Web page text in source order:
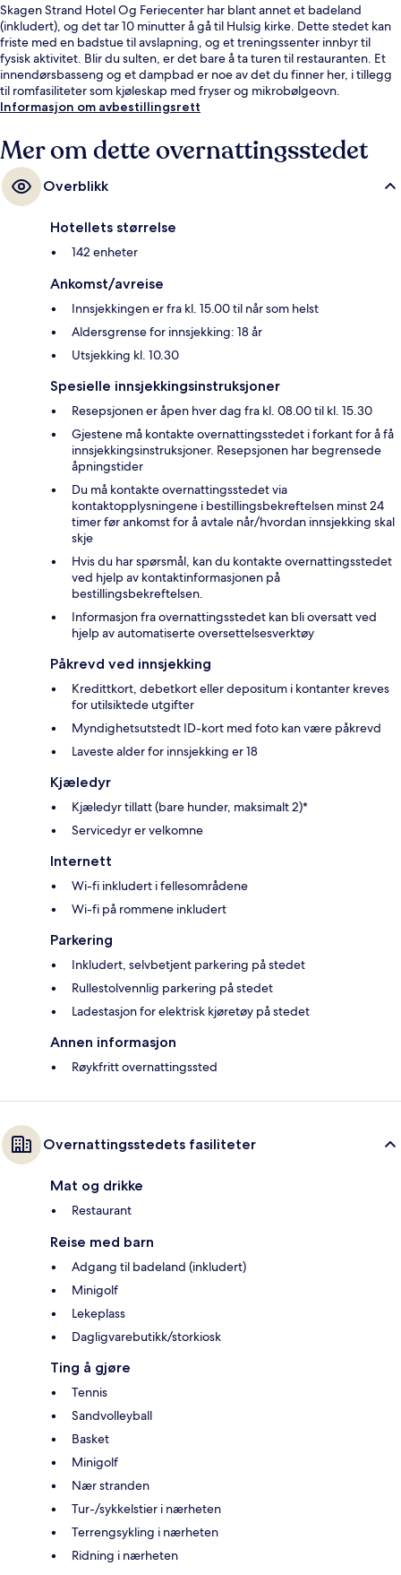
Skagen Strand Hotel Og Feriecenter har blant annet et badeland
(inkludert), og det tar 10 minutter å gå til Hulsig kirke. Dette stedet kan
friste med en badstue til avslapning, og et treningssenter innbyr til
fysisk aktivitet. Blir du sulten, er det bare å ta turen til restauranten. Et
innendørsbasseng og et dampbad er noe av det du finner her, i tillegg
til romfasiliteter som kjøleskap med fryser og mikrobølgeovn.
Informasjon om avbestillingsrett
Mer om dette overnattingsstedet
Overblikk
Hotellets størrelse
142 enheter
Ankomst/avreise
Innsjekkingen er fra kl. 15.00 til når som helst
Aldersgrense for innsjekking: 18 år
Utsjekking kl. 10.30
Spesielle innsjekkingsinstruksjoner
Resepsjonen er åpen hver dag fra kl. 08.00 til kl. 15.30
Gjestene må kontakte overnattingsstedet i forkant for å få
innsjekkingsinstruksjoner. Resepsjonen har begrensede
åpningstider
Du må kontakte overnattingsstedet via
kontaktopplysningene i bestillingsbekreftelsen minst 24
timer før ankomst for å avtale når/hvordan innsjekking skal
skje
Hvis du har spørsmål, kan du kontakte overnattingsstedet
ved hjelp av kontaktinformasjonen på
bestillingsbekreftelsen.
Informasjon fra overnattingsstedet kan bli oversatt ved
hjelp av automatiserte oversettelsesverktøy
Påkrevd ved innsjekking
Kredittkort, debetkort eller depositum i kontanter kreves
for utilsiktede utgifter
Myndighetsutstedt ID-kort med foto kan være påkrevd
Laveste alder for innsjekking er 18
Kjæledyr
Kjæledyr tillatt (bare hunder, maksimalt 2)*
Servicedyr er velkomne
Internett
Wi-fi inkludert i fellesområdene
Wi-fi på rommene inkludert
Parkering
Inkludert, selvbetjent parkering på stedet
Rullestolvennlig parkering på stedet
Ladestasjon for elektrisk kjøretøy på stedet
Annen informasjon
Røykfritt overnattingssted
Overnattingsstedets fasiliteter
Mat og drikke
Restaurant
Reise med barn
Adgang til badeland (inkludert)
Minigolf
Lekeplass
Dagligvarebutikk/storkiosk
Ting å gjøre
Tennis
Sandvolleyball
Basket
Minigolf
Nær stranden
Tur-/sykkelstier i nærheten
Terrengsykling i nærheten
Ridning i nærheten